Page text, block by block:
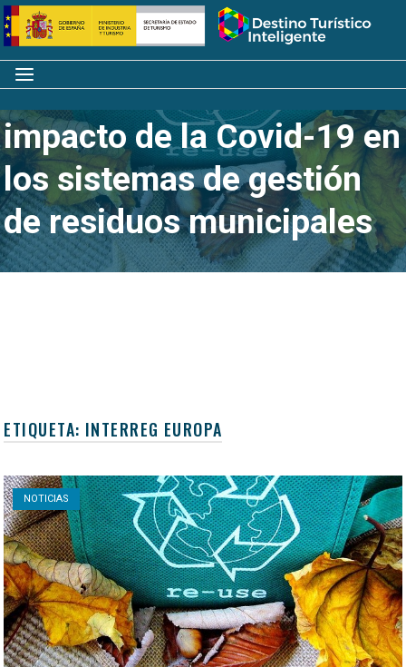
Saltar
al
contenido
Inicio
Menú
Nuevo informe sobre el
impacto de la Covid-19 en
los sistemas de gestión
de residuos municipales
ETIQUETA: INTERREG EUROPA
NOTICIAS
Open post